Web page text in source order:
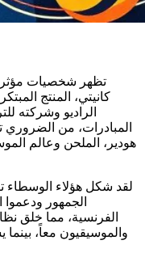
تظهر شخصيات
كانيتي، المنتج
الراديو وشركته
المبادرات، من الضروري
هودير، الملحن وعالم
لقد شكل هؤلاء الوسطاء
الجمهور ودعموا
الفرنسية، مما خلق
والموسيقيون معاً،